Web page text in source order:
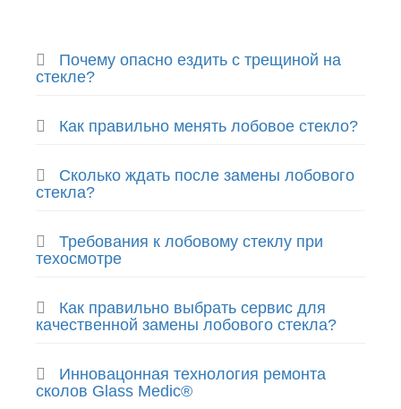
Почему опасно ездить с трещиной на
стекле?
Как правильно менять лобовое стекло?
Сколько ждать после замены лобового
стекла?
Требования к лобовому стеклу при
техосмотре
Как правильно выбрать сервис для
качественной замены лобового стекла?
Инновацонная технология ремонта
сколов Glass Medic®